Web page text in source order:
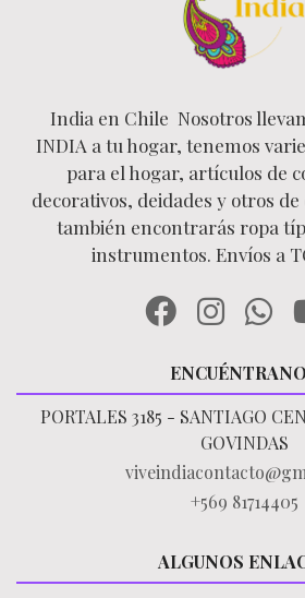
India en Chile Nosotros
INDIA a tu hogar, tenemos
para el hogar, artículos de
decorativos, deidades y otros
también encontrarás ropa
instrumentos. Envíos a
PORTALES 3185 - SANTIAGO
GOVINDAS
+569 81714405
ALGUNOS